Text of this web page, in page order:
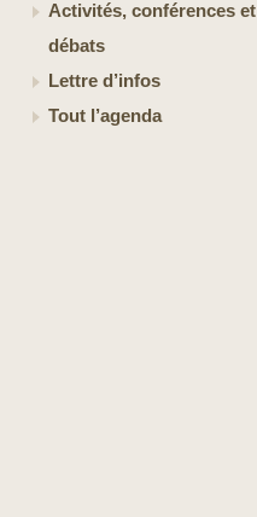
Activités, conférences et
débats
Lettre d’infos
Tout l’agenda